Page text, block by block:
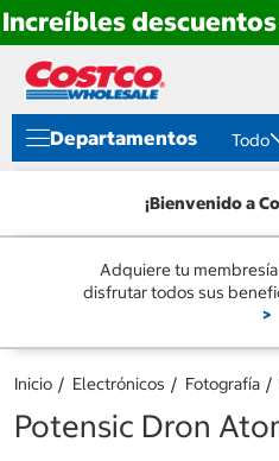
Increíbles
directo
contenido
directo
menú
navegación
Departamentos Todo
¡Bienvenido a
Adquiere tu
disfrutar todos sus
>
Inicio Electrónicos Fotografía
Potensic Dron